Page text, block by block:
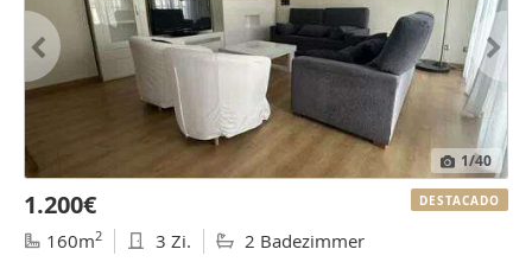
1/40
1.200€
160m2 3 Zi. 2 Badezimmer
DESTACADO